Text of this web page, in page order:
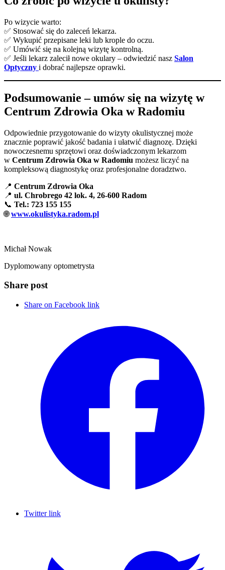
Po wizycie warto:
✅ Stosować się do zaleceń lekarza.
✅ Wykupić przepisane leki lub krople do oczu.
✅ Umówić się na kolejną wizytę kontrolną.
✅ Jeśli lekarz zalecił nowe okulary – odwiedzić nasz Salon
Optyczny i dobrać najlepsze oprawki.
Podsumowanie – umów się na wizytę w
Centrum Zdrowia Oka w Radomiu
Odpowiednie przygotowanie do wizyty okulistycznej może
znacznie poprawić jakość badania i ułatwić diagnozę. Dzięki
nowoczesnemu sprzętowi oraz doświadczonym lekarzom
w Centrum Zdrowia Oka w Radomiu możesz liczyć na
kompleksową diagnostykę oraz profesjonalne doradztwo.
📍 Centrum Zdrowia Oka
📍 ul. Chrobrego 42 lok. 4, 26-600 Radom
📞 Tel.: 723 155 155
🌐www.okulistyka.radom.pl
Michał Nowak
Dyplomowany optometrysta
Share post
Share on Facebook link
Twitter link